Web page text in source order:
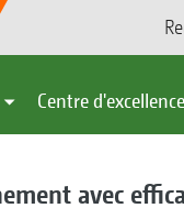
Centre d'excellence
avec